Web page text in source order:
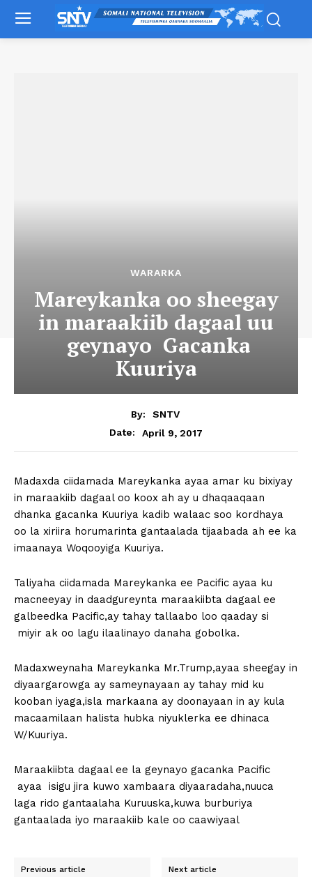
WARARKA
Mareykanka oo sheegay
in maraakiib dagaal uu
geynayo Gacanka
Kuuriya
By:
SNTV
Date:
April 9, 2017
Madaxda ciidamada Mareykanka ayaa amar ku bixiyay
in maraakiib dagaal oo koox ah ay u dhaqaaqaan
dhanka gacanka Kuuriya kadib walaac soo kordhaya
oo la xiriira horumarinta gantaalada tijaabada ah ee ka
imaanaya Woqooyiga Kuuriya.
Taliyaha ciidamada Mareykanka ee Pacific ayaa ku
macneeyay in daadgureynta maraakiibta dagaal ee
galbeedka Pacific,ay tahay tallaabo loo qaaday si
miyir ak oo lagu ilaalinayo danaha gobolka.
Madaxweynaha Mareykanka Mr.Trump,ayaa sheegay in
diyaargarowga ay sameynayaan ay tahay mid ku
kooban iyaga,isla markaana ay doonayaan in ay kula
macaamilaan halista hubka niyuklerka ee dhinaca
W/Kuuriya.
Maraakiibta dagaal ee la geynayo gacanka Pacific
ayaa isigu jira kuwo xambaara diyaaradaha,nuuca
laga rido gantaalaha Kuruuska,kuwa burburiya
gantaalada iyo maraakiib kale oo caawiyaal
Previous article Next article